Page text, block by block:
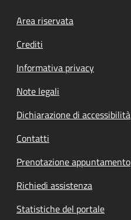
Footer menu
Area riservata
Crediti
Informativa privacy
Note legali
Dichiarazione di accessibilità
Contatti
Prenotazione appuntamento
Richiedi assistenza
Statistiche del portale